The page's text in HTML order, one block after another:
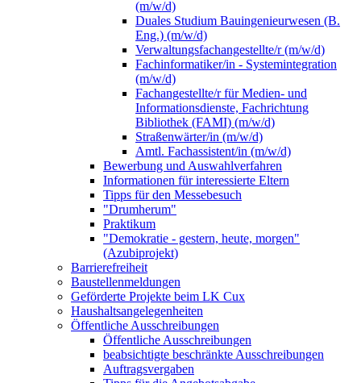
(m/w/d)
Duales Studium Bauingenieurwesen (B.
Eng.) (m/w/d)
Verwaltungsfachangestellte/r (m/w/d)
Fachinformatiker/in - Systemintegration
(m/w/d)
Fachangestellte/r für Medien- und
Informationsdienste, Fachrichtung
Bibliothek (FAMI) (m/w/d)
Straßenwärter/in (m/w/d)
Amtl. Fachassistent/in (m/w/d)
Bewerbung und Auswahlverfahren
Informationen für interessierte Eltern
Tipps für den Messebesuch
"Drumherum"
Praktikum
"Demokratie - gestern, heute, morgen"
(Azubiprojekt)
Barrierefreiheit
Baustellenmeldungen
Geförderte Projekte beim LK Cux
Haushaltsangelegenheiten
Öffentliche Ausschreibungen
Öffentliche Ausschreibungen
beabsichtigte beschränkte Ausschreibungen
Auftragsvergaben